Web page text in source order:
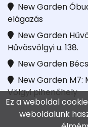
New Garden
elágazás
New Garden
Hűvösvölgyi u. 138.
New Garden
New Garden M7:
Völgyi pihenőhely
Ez a weboldal
weboldalunk